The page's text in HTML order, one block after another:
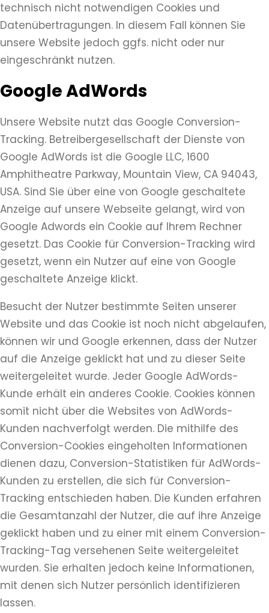
technisch nicht notwendigen Cookies und
Datenübertragungen. In diesem Fall können Sie
unsere Website jedoch ggfs. nicht oder nur
eingeschränkt nutzen.
Google AdWords
Unsere Website nutzt das Google Conversion-
Tracking. Betreibergesellschaft der Dienste von
Google AdWords ist die Google LLC, 1600
Amphitheatre Parkway, Mountain View, CA 94043,
USA. Sind Sie über eine von Google geschaltete
Anzeige auf unsere Webseite gelangt, wird von
Google Adwords ein Cookie auf Ihrem Rechner
gesetzt. Das Cookie für Conversion-Tracking wird
gesetzt, wenn ein Nutzer auf eine von Google
geschaltete Anzeige klickt.
Besucht der Nutzer bestimmte Seiten unserer
Website und das Cookie ist noch nicht abgelaufen,
können wir und Google erkennen, dass der Nutzer
auf die Anzeige geklickt hat und zu dieser Seite
weitergeleitet wurde. Jeder Google AdWords-
Kunde erhält ein anderes Cookie. Cookies können
somit nicht über die Websites von AdWords-
Kunden nachverfolgt werden. Die mithilfe des
Conversion-Cookies eingeholten Informationen
dienen dazu, Conversion-Statistiken für AdWords-
Kunden zu erstellen, die sich für Conversion-
Tracking entschieden haben. Die Kunden erfahren
die Gesamtanzahl der Nutzer, die auf ihre Anzeige
geklickt haben und zu einer mit einem Conversion-
Tracking-Tag versehenen Seite weitergeleitet
wurden. Sie erhalten jedoch keine Informationen,
mit denen sich Nutzer persönlich identifizieren
lassen.